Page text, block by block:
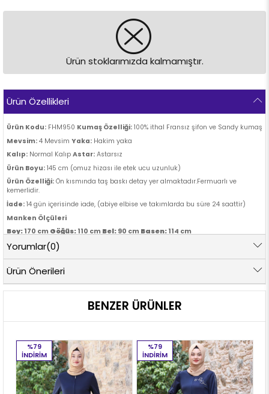
Ürün stoklarımızda kalmamıştır.
Ürün Özellikleri
Ürün Kodu: FHM950 Kumaş Özelliği: 100% ithal Fransız şifon ve Sandy kumaş
Mevsim: 4 Mevsim Yaka: Hakim yaka
Kalıp: Normal Kalıp Astar: Astarsız
Ürün Boyu: 145 cm (omuz hizası ile etek ucu uzunluk)
Ürün Özelliği: Ön kısmında taş baskı detay yer almaktadır.Fermuarlı ve
kemerlidir.
İade: 14 gün içerisinde iade, (abiye elbise ve takımlarda bu süre 24 saattir)
Manken Ölçüleri
Boy: 170 cm Göğüs: 110 cm Bel: 90 cm Basen: 114 cm
Yorumlar(0)
Ürün Önerileri
BENZER ÜRÜNLER
%79
İNDIRIM
%79
İNDIRIM